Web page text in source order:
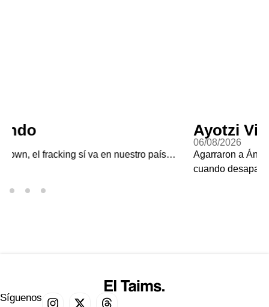
Ayotzi Vive?
Agarraron a Ángel Aguirre, el gobernador de Guerrero
Síguenos